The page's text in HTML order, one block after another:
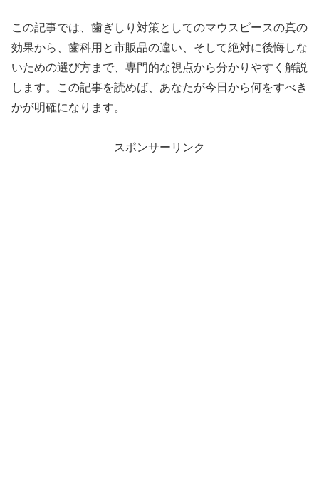
この記事では、歯ぎしり対策としてのマウスピースの真の
効果から、歯科用と市販品の違い、そして絶対に後悔しな
いための選び方まで、専門的な視点から分かりやすく解説
します。この記事を読めば、あなたが今日から何をすべき
かが明確になります。
スポンサーリンク